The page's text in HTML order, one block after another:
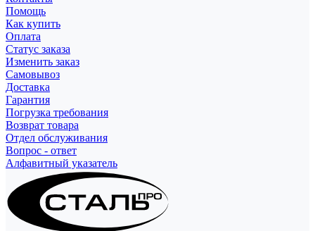
Помощь
Как купить
Оплата
Статус заказа
Изменить заказ
Самовывоз
Доставка
Гарантия
Погрузка требования
Возврат товара
Отдел обслуживания
Вопрос - ответ
Алфавитный указатель